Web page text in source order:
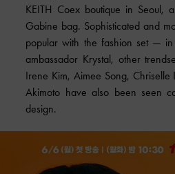
KEITH Coex boutique in Seoul,
Gabine bag. Sophisticated and
popular with the fashion set —
ambassador Krystal, other
Irene Kim, Aimee Song, Chriselle
Akimoto have also been seen
design.